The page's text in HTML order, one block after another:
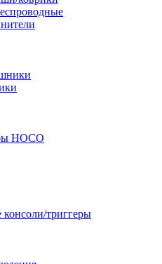
HOCO
триггеры